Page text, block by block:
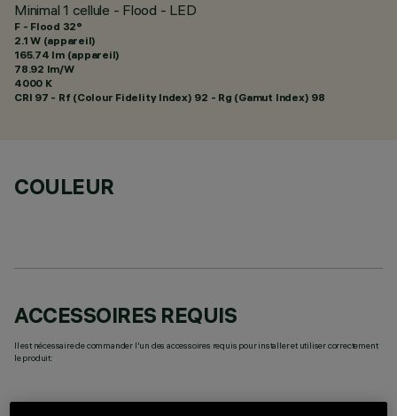
Minimal 1 cellule - Flood - LED
F - Flood 32°
2.1 W (appareil)
165.74 lm (appareil)
78.92 lm/W
4000 K
CRI 97 - Rf (Colour Fidelity Index) 92 - Rg (Gamut Index) 98
COULEUR
ACCESSOIRES REQUIS
Il est nécessaire de commander l'un des accessoires requis pour installer et utiliser correctement
le produit: